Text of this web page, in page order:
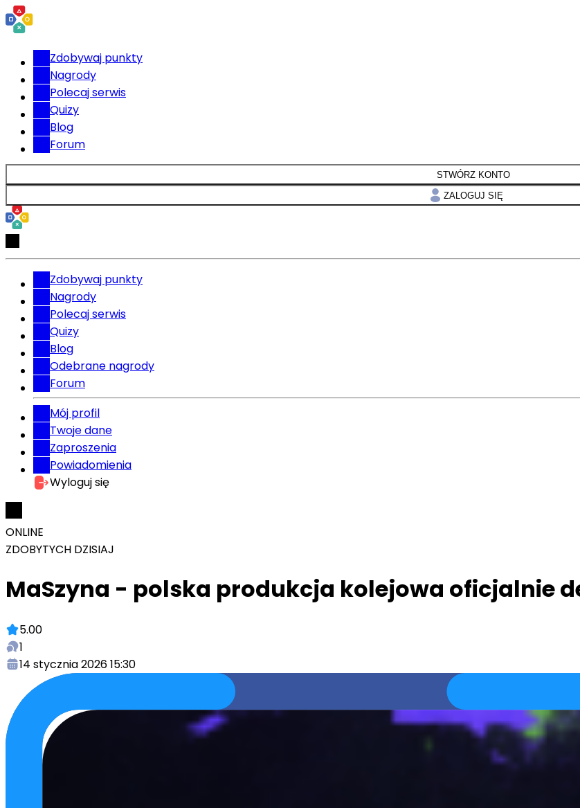
Zdobywaj punkty
Nagrody
Polecaj serwis
Quizy
Blog
Forum
STWÓRZ KONTO
ZALOGUJ SIĘ
Zdobywaj punkty
Nagrody
Polecaj serwis
Quizy
Blog
Odebrane nagrody
Forum
Mój profil
Twoje dane
Zaproszenia
Powiadomienia
Wyloguj się
ONLINE
ZDOBYTYCH DZISIAJ
MaSzyna - polska produkcja kolejowa oficjalnie
5.00
1
14 stycznia 2026 15:30